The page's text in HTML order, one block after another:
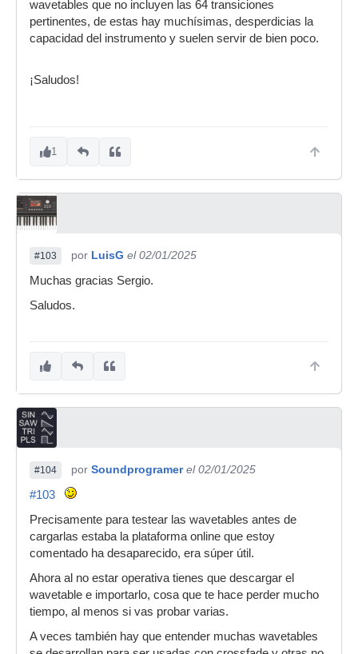
wavetables que no incluyen las 64 transiciones
pertinentes, de estas hay muchísimas, desperdicias la
capacidad del instrumento y suelen servir de bien poco.
¡Saludos!
1
#103 por LuisG el 02/01/2025
Muchas gracias Sergio.
Saludos.
#104 por Soundprogramer el 02/01/2025
#103
Precisamente para testear las wavetables antes de
cargarlas estaba la plataforma online que estoy
comentado ha desaparecido, era súper útil.
Ahora al no estar operativa tienes que descargar el
wavetable e importarlo, cosa que te hace perder mucho
tiempo, al menos si vas probar varias.
A veces también hay que entender muchas wavetables